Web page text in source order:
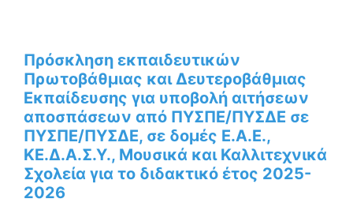
Πρόσκληση εκπαιδευτικών
Πρωτοβάθμιας και Δευτεροβάθμιας
Εκπαίδευσης για υποβολή αιτήσεων
αποσπάσεων από ΠΥΣΠΕ/ΠΥΣΔΕ σε
ΠΥΣΠΕ/ΠΥΣΔΕ, σε δομές Ε.Α.Ε.,
ΚΕ.Δ.Α.Σ.Υ., Μουσικά και Καλλιτεχνικά
Σχολεία για το διδακτικό έτος 2025-
2026